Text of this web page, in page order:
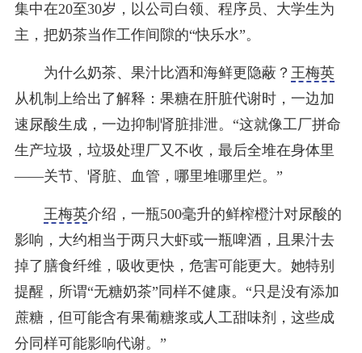
集中在20至30岁，以公司白领、程序员、大学生为
主，把奶茶当作工作间隙的“快乐水”。
为什么奶茶、果汁比酒和海鲜更隐蔽？ 王梅英
从机制上给出了解释：果糖在肝脏代谢时，一边加
速尿酸生成，一边抑制肾脏排泄。“这就像工厂拼命
生产垃圾，垃圾处理厂又不收，最后全堆在身体里
——关节、肾脏、血管，哪里堆哪里烂。”
王梅英介绍，一瓶500毫升的鲜榨橙汁对尿酸的
影响，大约相当于两只大虾或一瓶啤酒，且果汁去
掉了膳食纤维，吸收更快，危害可能更大。她特别
提醒，所谓“无糖奶茶”同样不健康。“只是没有添加
蔗糖，但可能含有果葡糖浆或人工甜味剂，这些成
分同样可能影响代谢。”